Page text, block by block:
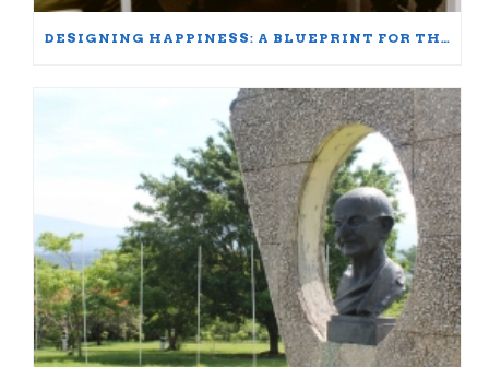
DESIGNING HAPPINESS: A BLUEPRINT FOR THRIVING AT WORK AND HOME